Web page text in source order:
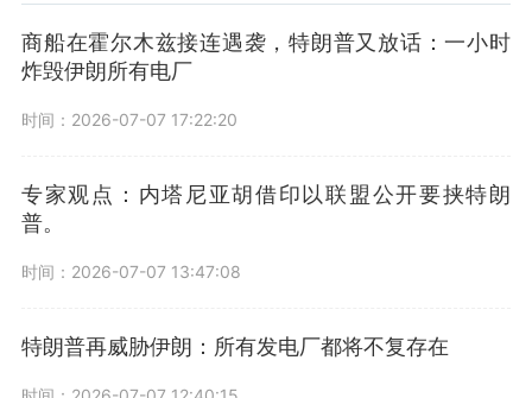
商船在霍尔木兹接连遇袭，特朗普又放话：一小时
炸毁伊朗所有电厂
时间：2026-07-07 17:22:20
专家观点：内塔尼亚胡借印以联盟公开要挟特朗
普。
时间：2026-07-07 13:47:08
特朗普再威胁伊朗：所有发电厂都将不复存在